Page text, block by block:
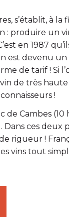
s’établit, à la
: produire un
en 1987
est devenu
de tarif ! Si
de très
!
de Cambes
ces deux
rigueur !
vins tout